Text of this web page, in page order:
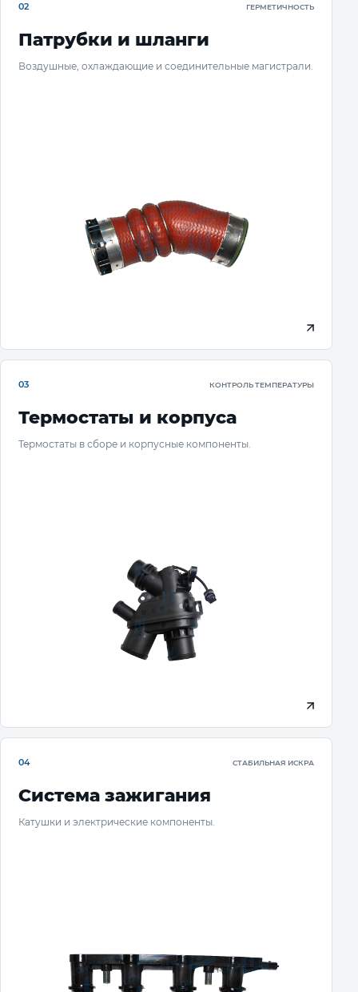
02 ГЕРМЕТИЧНОСТЬ
Патрубки и шланги
Воздушные, охлаждающие и соединительные магистрали.
03 КОНТРОЛЬ ТЕМПЕРАТУРЫ
Термостаты и корпуса
Термостаты в сборе и корпусные компоненты.
04 СТАБИЛЬНАЯ ИСКРА
Система зажигания
Катушки и электрические компоненты.